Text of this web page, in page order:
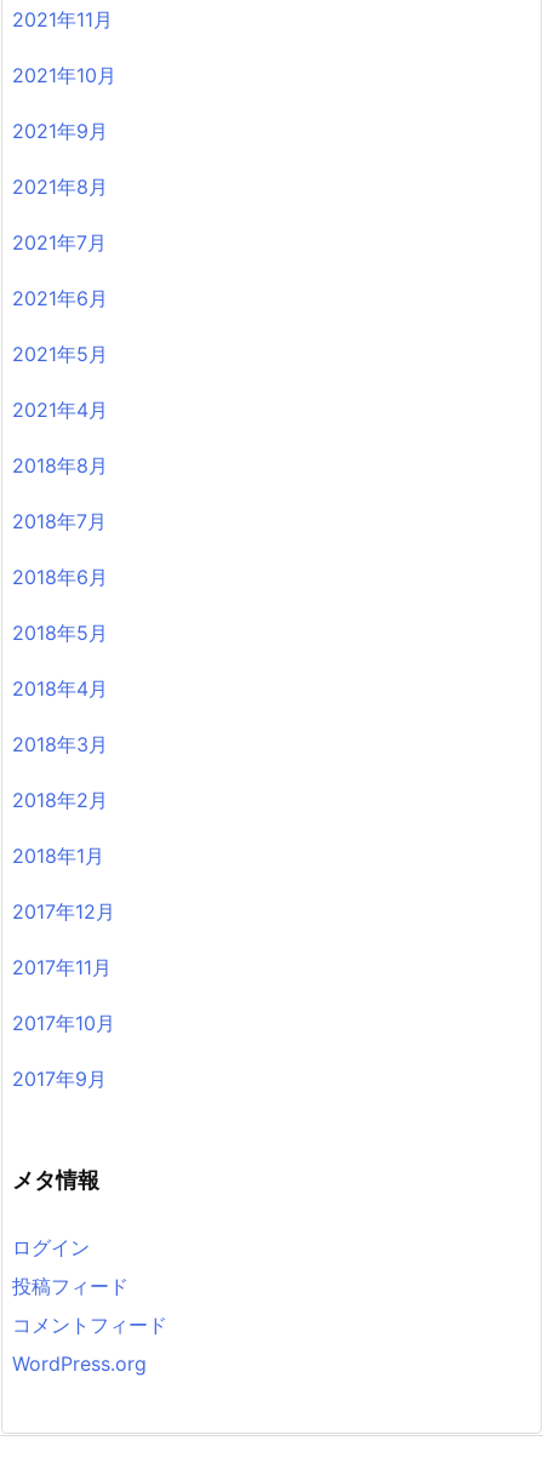
2021年11月
2021年10月
2021年9月
2021年8月
2021年7月
2021年6月
2021年5月
2021年4月
2018年8月
2018年7月
2018年6月
2018年5月
2018年4月
2018年3月
2018年2月
2018年1月
2017年12月
2017年11月
2017年10月
2017年9月
メタ情報
ログイン
投稿フィード
コメントフィード
WordPress.org